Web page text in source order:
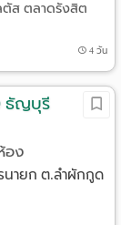
ตัส ตลาดรังสิต
4 วัน
ธัญบุรี
อง
ายก ต.ลำผักกูด